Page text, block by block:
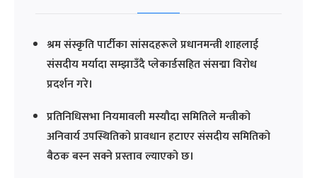
श्रम संस्कृति पार्टीका सांसदहरूले प्रधानमन्त्री शाहलाई
संसदीय मर्यादा सम्झाउँदै प्लेकार्डसहित संसद्मा विरोध
प्रदर्शन गरे।
प्रतिनिधिसभा नियमावली मस्यौदा समितिले मन्त्रीको
अनिवार्य उपस्थितिको प्रावधान हटाएर संसदीय समितिको
बैठक बस्न सक्ने प्रस्ताव ल्याएको छ।